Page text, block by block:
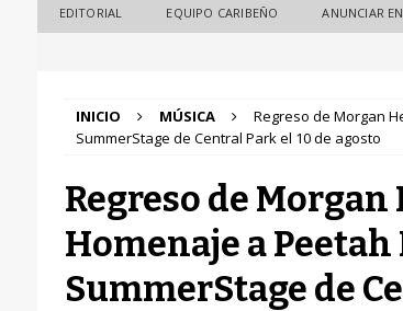
EDITORIAL EQUIPO CARIBEÑO ANUNCIAR
INICIO MÚSICA
Regreso de Morgan
SummerStage de Central Park el 10 de agosto
Regreso de Morgan
Homenaje a
SummerStage de